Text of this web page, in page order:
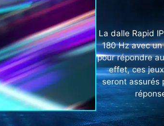
La dalle Rapid
180 Hz avec
pour répondre
effet, ces
seront assurés